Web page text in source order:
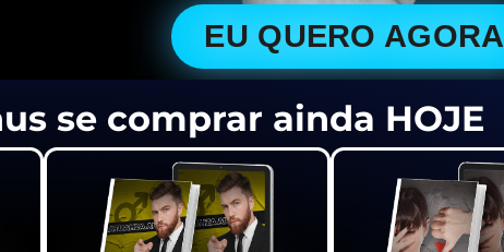
EU QUERO AGORA
se comprar ainda HOJE